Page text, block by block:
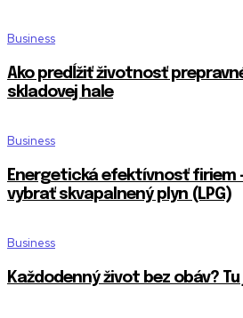
Business
Ako predĺžiť životnosť
skladovej hale
Business
Energetická efektívnosť firiem
vybrať skvapalnený plyn (LPG)
Business
Každodenný život bez obáv?